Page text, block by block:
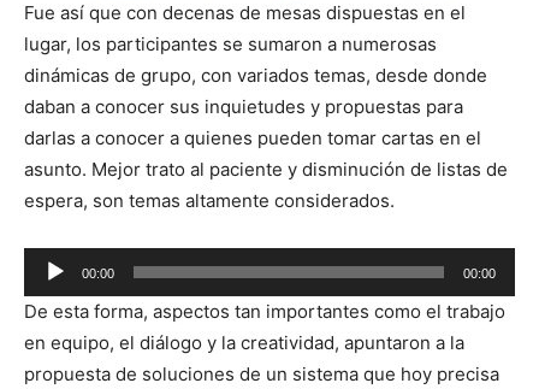
Fue así que con decenas de mesas dispuestas en el
lugar, los participantes se sumaron a numerosas
dinámicas de grupo, con variados temas, desde donde
daban a conocer sus inquietudes y propuestas para
darlas a conocer a quienes pueden tomar cartas en el
asunto. Mejor trato al paciente y disminución de listas de
espera, son temas altamente considerados.
Reproductor
de
audio
00:00 00:00
De esta forma, aspectos tan importantes como el trabajo
en equipo, el diálogo y la creatividad, apuntaron a la
propuesta de soluciones de un sistema que hoy precisa